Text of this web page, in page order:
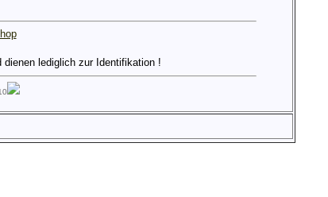
dienen lediglich zur Identifikation !